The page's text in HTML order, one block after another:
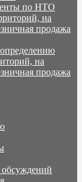
по НТО
на
продажа
на
продажа